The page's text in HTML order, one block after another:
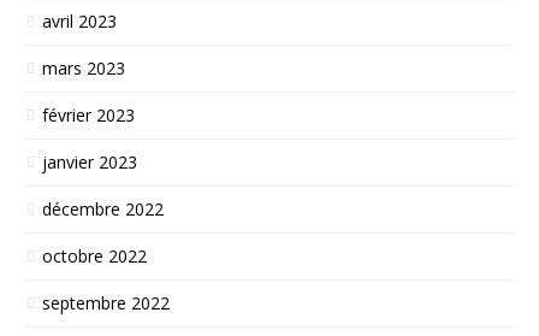
avril 2023
mars 2023
février 2023
janvier 2023
décembre 2022
octobre 2022
septembre 2022